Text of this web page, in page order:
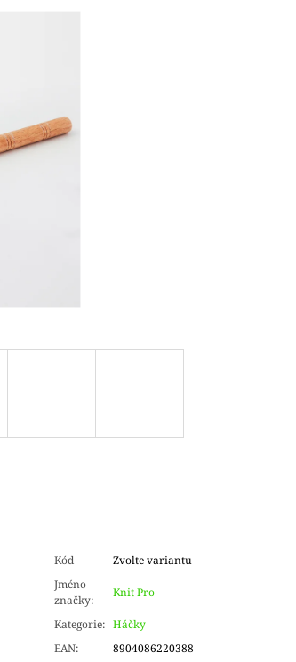
Kód
Zvolte variantu
Jméno
značky:
Knit Pro
Kategorie: Háčky
EAN: 8904086220388